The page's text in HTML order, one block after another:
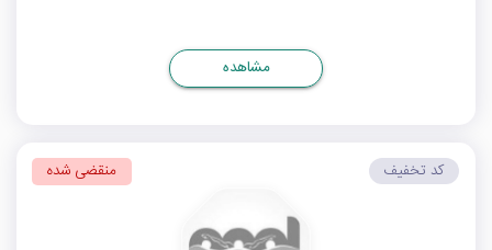
مشاهده
کد تخفیف منقضی شده